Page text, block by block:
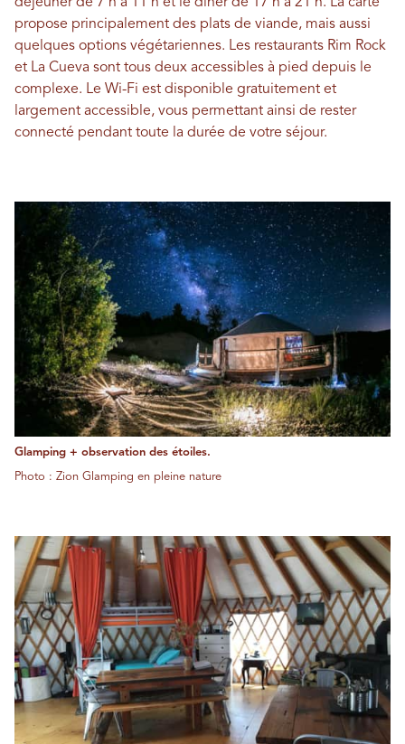
propose principalement des plats de viande, mais aussi
quelques options végétariennes. Les restaurants Rim Rock
et La Cueva sont tous deux accessibles à pied depuis le
complexe. Le Wi-Fi est disponible gratuitement et
largement accessible, vous permettant ainsi de rester
connecté pendant toute la durée de votre séjour.
Glamping + observation des étoiles.
Photo : Zion Glamping en pleine nature